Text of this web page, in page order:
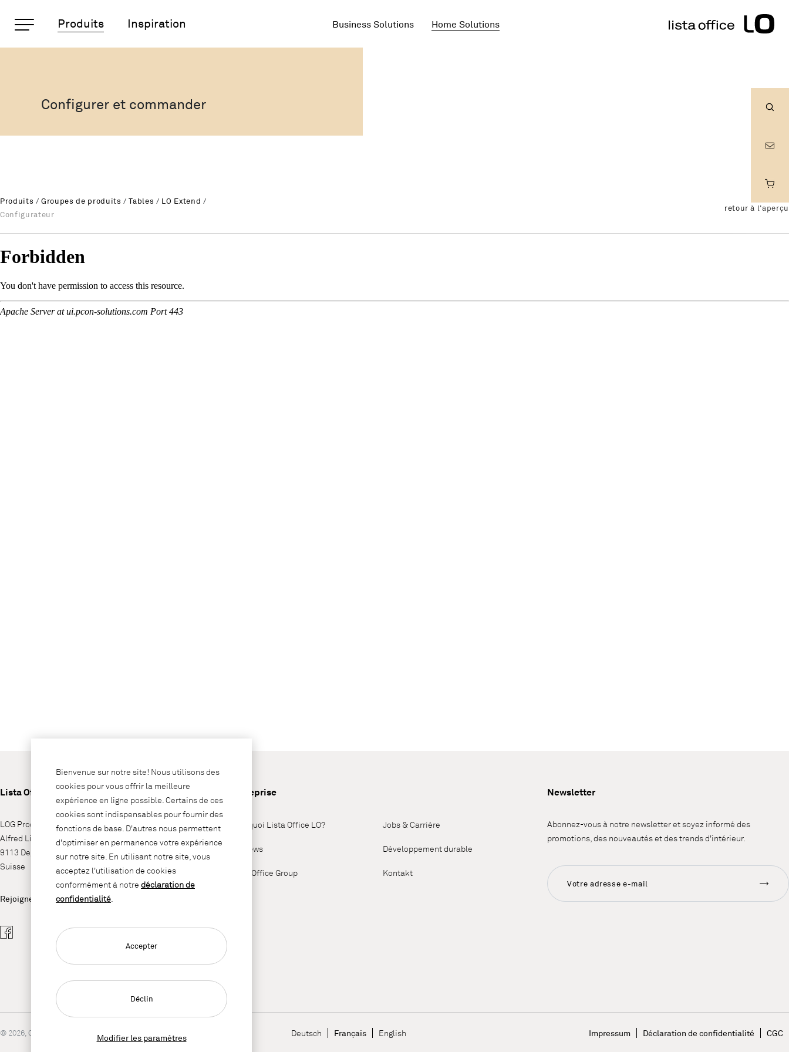
LO Extend «twin» Table de travail
Pages importantes
Contact
Méta-navigation
Produits Inspiration Business Solutions Home Solutions
Configurer et commander
Produits /Groupes de produits /Tables / LO Extend /
Configurateur
retour à l'aperçu
Lista Office LO
LOG Produktions AG
Alfred Lienhard Strasse 2
9113 Degersheim
Suisse
Rejoignez-nous sur
Entreprise
Pourquoi Lista Office LO?
LO News
Lista Office Group
Jobs & Carrière
Développement durable
Kontakt
Newsletter
Abonnez-vous à notre newsletter et soyez informé des
promotions, des nouveautés et des trends d'intérieur.
Language Navigation
Deutsch Français English Impressum Déclaration de confidentialité CGC
© 2026, Copyright Lista Office LO
Bienvenue sur notre site! Nous utilisons des
cookies pour vous offrir la meilleure
expérience en ligne possible. Certains de ces
cookies sont indispensables pour fournir des
fonctions de base. D'autres nous permettent
d'optimiser en permanence votre expérience
sur notre site. En utilisant notre site, vous
acceptez l'utilisation de cookies
conformément à notre déclaration de
confidentialité.
Modifier les paramètres
Déclin
Accepter